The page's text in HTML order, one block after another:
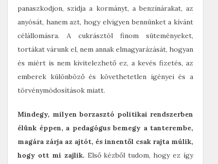
panaszkodjon, szidja a kormányt, a benzinárakat, az
anyósát, hanem azt, hogy elvigyen bennünket a kívánt
célállomásra. A cukrásztól finom süteményeket,
tortákat várunk el, nem annak elmagyarázását, hogyan
és miért is nem kivitelezhető ez, a kevés fizetés, az
emberek különböző és követhetetlen igényei és a
törvénymódosítások miatt.
Mindegy, milyen borzasztó politikai rendszerben
élünk éppen, a pedagógus bemegy a tanterembe,
magára zárja az ajtót, és innentől csak rajta múlik,
hogy ott mi zajlik. Első kézből tudom, hogy ez így